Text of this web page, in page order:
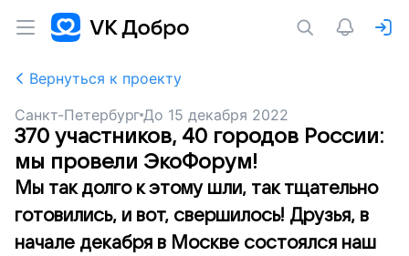
Вернуться к проекту
Санкт-Петербург До 15 декабря 2022
370 участников, 40 городов России:
мы провели ЭкоФорум!
Мы так долго к этому шли, так тщательно
готовились, и вот, свершилось! Друзья, в
начале декабря в Москве состоялся наш